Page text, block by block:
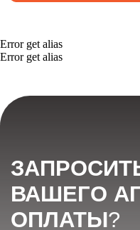
Error get alias
Error get alias